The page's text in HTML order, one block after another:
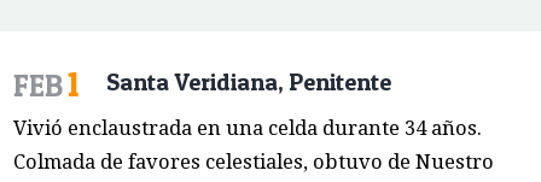
FEB1 Santa Veridiana, Penitente
Vivió enclaustrada en una celda durante 34 años.
Colmada de favores celestiales, obtuvo de Nuestro